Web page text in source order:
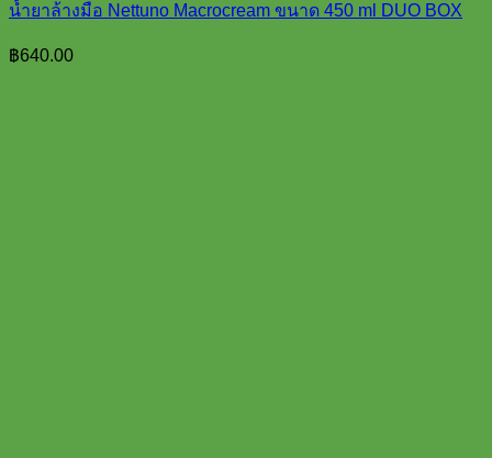
น้ำยาล้างมือ Nettuno Macrocream ขนาด 450 ml DUO BOX
฿640.00